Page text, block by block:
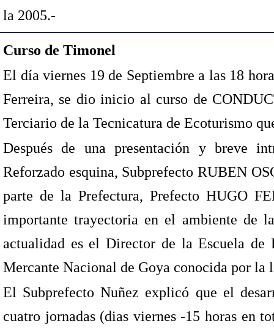
la 2005.-
Curso de Timonel
El día viernes 19 de Septiembre a las 18
Ferreira, se dio inicio al curso de
Terciario de la Tecnicatura de Ecoturismo
Después de una presentación y breve
Reforzado esquina, Subprefecto RUBEN
parte de la Prefectura, Prefecto HUGO
importante trayectoria en el ambiente de
actualidad es el Director de la Escuela
Mercante Nacional de Goya conocida por la
El Subprefecto Nuñez explicó que el
cuatro jornadas (dias viernes -15 horas en